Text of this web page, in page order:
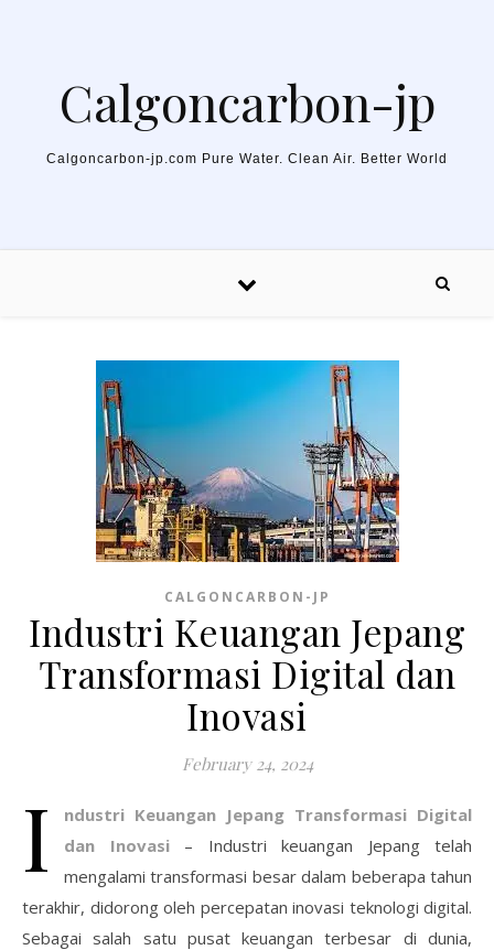
Calgoncarbon-jp
Calgoncarbon-jp.com Pure Water. Clean Air. Better World
CALGONCARBON-JP
Industri Keuangan Jepang
Transformasi Digital dan
Inovasi
February 24, 2024
I
ndustri Keuangan Jepang Transformasi Digital
dan Inovasi– Industri keuangan Jepang telah
mengalami transformasi besar dalam beberapa tahun
terakhir, didorong oleh percepatan inovasi teknologi digital.
Sebagai salah satu pusat keuangan terbesar di dunia,